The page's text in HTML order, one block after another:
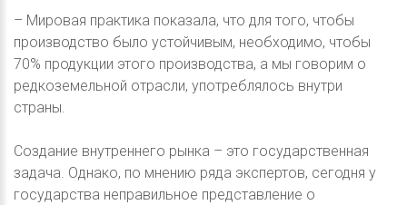
– Мировая практика показала, что для того, чтобы
производство было устойчивым, необходимо, чтобы
70% продукции этого производства, а мы говорим о
редкоземельной отрасли, употреблялось внутри
страны.
Создание внутреннего рынка – это государственная
задача. Однако, по мнению ряда экспертов, сегодня у
государства неправильное представление о